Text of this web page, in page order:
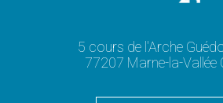
5 cours de l'Arche
77207 Marne-la-Vallée